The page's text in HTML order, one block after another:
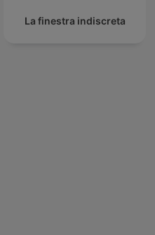
La finestra indiscreta